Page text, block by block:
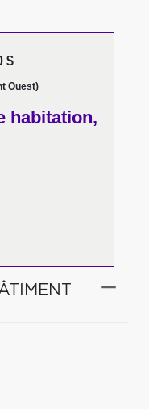
$
Ouest)
habitation,